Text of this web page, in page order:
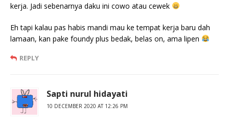
kerja. Jadi sebenarnya daku ini cowo atau cewek
Eh tapi kalau pas habis mandi mau ke tempat kerja baru dah
lamaan, kan pake foundy plus bedak, belas on, ama lipen
REPLY
Sapti nurul hidayati
10 DECEMBER 2020 AT 12:26 PM